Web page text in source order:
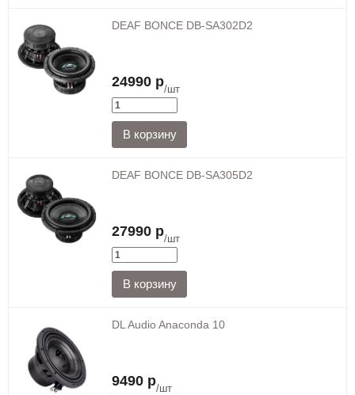
DEAF BONCE DB-SA302D2
24990 р/шт
DEAF BONCE DB-SA305D2
27990 р/шт
DL Audio Anaconda 10
9490 р/шт